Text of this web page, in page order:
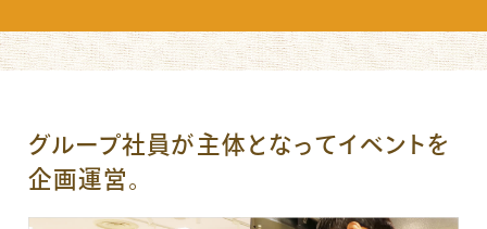
グループ社員が主体となってイベントを
企画運営。